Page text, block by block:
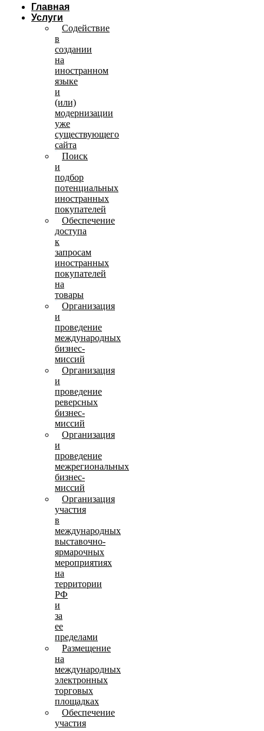
Главная
Услуги
Содействие
в
создании
на
иностранном
языке
и
(или)
модернизации
уже
существующего
сайта
Поиск
и
подбор
потенциальных
иностранных
покупателей
Обеспечение
доступа
к
запросам
иностранных
покупателей
на
товары
Организация
и
проведение
международных
бизнес-
миссий
Организация
и
проведение
реверсных
бизнес-
миссий
Организация
и
проведение
межрегиональных
бизнес-
миссий
Организация
участия
в
международных
выставочно-
ярмарочных
мероприятиях
на
территории
РФ
и
за
ее
пределами
Размещение
на
международных
электронных
торговых
площадках
Обеспечение
участия